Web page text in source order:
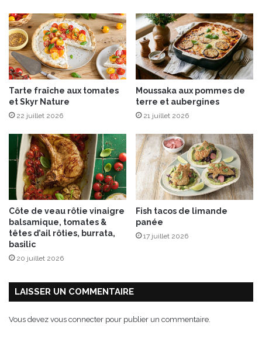
y
r
e
n
b
o
u
t
e
Tarte fraîche aux tomates
et Skyr Nature
22 juillet 2026
Moussaka aux pommes de
terre et aubergines
21 juillet 2026
Côte de veau rôtie vinaigre
balsamique, tomates &
têtes d’ail rôties, burrata,
basilic
20 juillet 2026
Fish tacos de limande
panée
17 juillet 2026
LAISSER UN COMMENTAIRE
Vous devez vous connecter pour publier un commentaire.